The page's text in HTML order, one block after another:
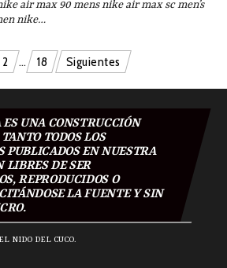
air max 90 mens nike air max sc men’s
nike…
2 … 18 Siguientes
UNA CONSTRUCCIÓN
TODOS LOS
PUBLICADOS EN NUESTRA
LIBRES DE SER
REPRODUCIDOS O
LA FUENTE Y SIN
NIDO DEL CUCO.